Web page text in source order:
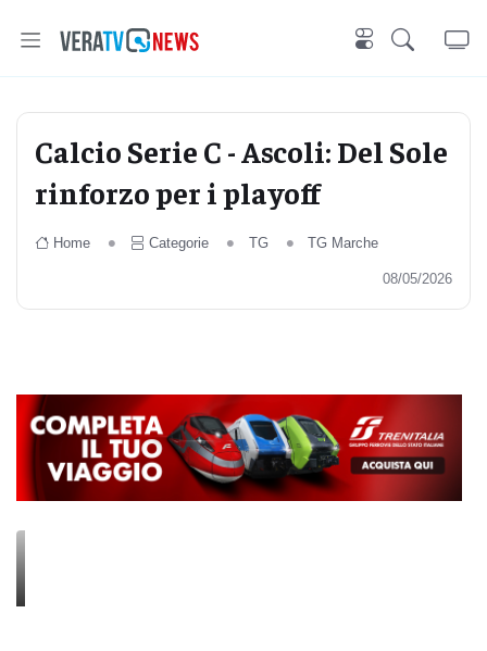
Calcio Serie C - Ascoli: Del Sole
rinforzo per i playoff
Home Categorie TG TG Marche
08/05/2026